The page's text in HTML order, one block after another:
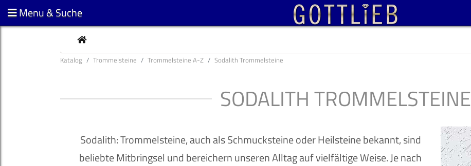
Menu & Suche
CURRENT
Katalog Trommelsteine Trommelsteine A-Z Sodalith Trommelsteine
SODALITH TROMMELSTEINE
Sodalith: Trommelsteine, auch als Schmucksteine oder Heilsteine bekannt, sind
beliebte Mitbringsel und bereichern unseren Alltag auf vielfältige Weise. Je nach